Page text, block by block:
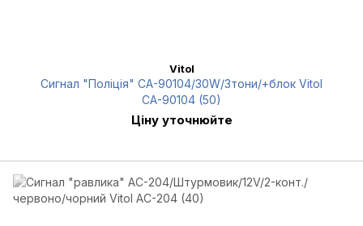
Vitol
Сигнал "Поліція" CА-90104/30W/3тони/+блок Vitol
CА-90104 (50)
Ціну уточнюйте